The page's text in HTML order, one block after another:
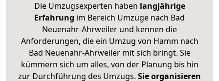
Die Umzugsexperten haben langjährige
Erfahrung im Bereich Umzüge nach Bad
Neuenahr-Ahrweiler und kennen die
Anforderungen, die ein Umzug von Hamm nach
Bad Neuenahr-Ahrweiler mit sich bringt. Sie
kümmern sich um alles, von der Planung bis hin
zur Durchführung des Umzugs. Sie organisieren